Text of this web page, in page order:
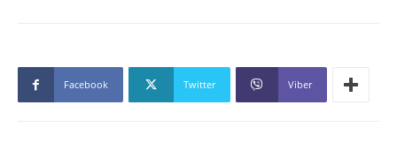
Facebook Twitter Viber